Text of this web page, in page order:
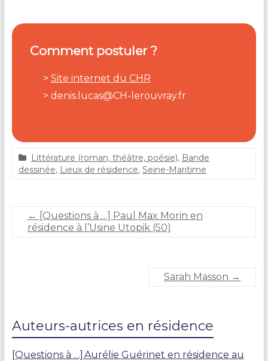
Comment postuler ?
Site internet du CHR
denis.lucas@CH-lerouvray.fr
1
2
5
Littérature (roman, théâtre, poésie), Bande
dessinée, Lieux de résidence, Seine-Maritime
←
[Questions à …] Paul Max Morin en
résidence à l’Usine Utopik (50)
Sarah Masson →
Auteurs-autrices en résidence
[Questions à …] Aurélie Guérinet en résidence au